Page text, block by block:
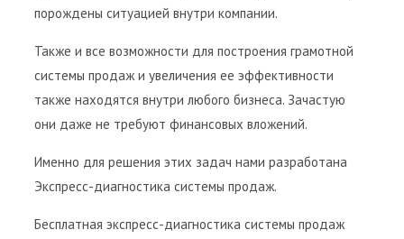
порождены ситуацией внутри компании.
Также и все возможности для построения грамотной
системы продаж и увеличения ее эффективности
также находятся внутри любого бизнеса. Зачастую
они даже не требуют финансовых вложений.
Именно для решения этих задач нами разработана
Экспресс-диагностика системы продаж.
Бесплатная экспресс-диагностика системы продаж